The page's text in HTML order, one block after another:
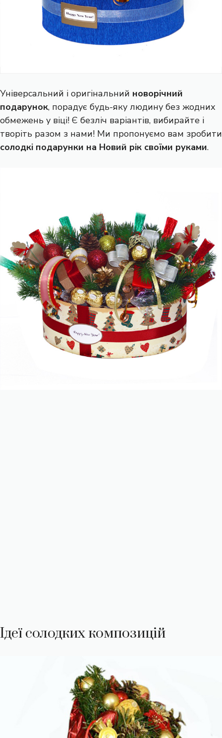
Універсальний і оригінальний новорічний
подарунок, порадує будь-яку людину без жодних
обмежень у віці! Є безліч варіантів, вибирайте і
творіть разом з нами! Ми пропонуємо вам зробити
солодкі подарунки на Новий рік своїми руками.
Ідеї ​​солодких композицій